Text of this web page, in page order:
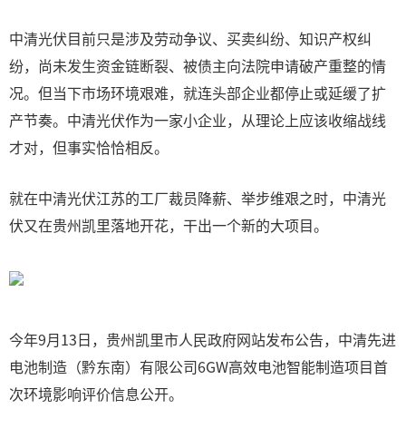
中清光伏目前只是涉及劳动争议、买卖纠纷、知识产权纠
纷，尚未发生资金链断裂、被债主向法院申请破产重整的情
况。但当下市场环境艰难，就连头部企业都停止或延缓了扩
产节奏。中清光伏作为一家小企业，从理论上应该收缩战线
才对，但事实恰恰相反。
就在中清光伏江苏的工厂裁员降薪、举步维艰之时，中清光
伏又在贵州凯里落地开花，干出一个新的大项目。
今年9月13日，贵州凯里市人民政府网站发布公告，中清先进
电池制造（黔东南）有限公司6GW高效电池智能制造项目首
次环境影响评价信息公开。